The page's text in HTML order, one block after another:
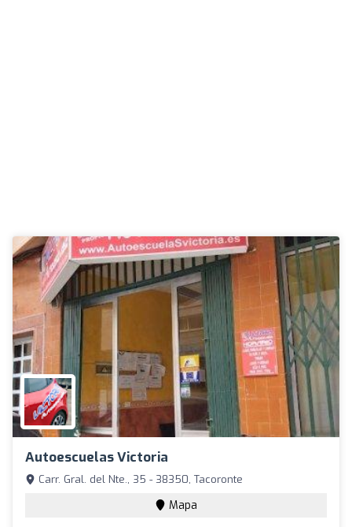
Autoescuelas Victoria
Carr. Gral. del Nte., 35 - 38350, Tacoronte
Mapa